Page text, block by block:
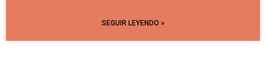
SEGUIR LEYENDO »